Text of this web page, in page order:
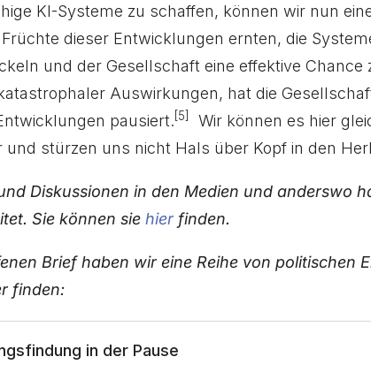
KI-Systeme zu schaffen, können wir nun
dieser Entwicklungen ernten, die
und der Gesellschaft eine effektive Chance
Auswirkungen, hat die
pausiert. [5]
Wir können es hier
und stürzen uns nicht Hals über Kopf in den
Diskussionen in den Medien und anderswo
Sie können sie hier finden.
Brief haben wir eine Reihe von politischen
finden:
in der Pause